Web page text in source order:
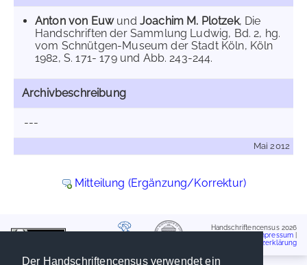
Der Handschriftencensus verwendet ein
Anton von Euwund Joachim M. Plotzek, Die
Handschriften der Sammlung Ludwig, Bd. 2, hg.
vom Schnütgen-Museum der Stadt Köln, Köln
1982, S. 171- 179 und Abb. 243-244.
Archivbeschreibung
---
Mai 2012
Mitteilung (Ergänzung/Korrektur)
Handschriftencensus 2026
Impressum
Datenschutzerklärung